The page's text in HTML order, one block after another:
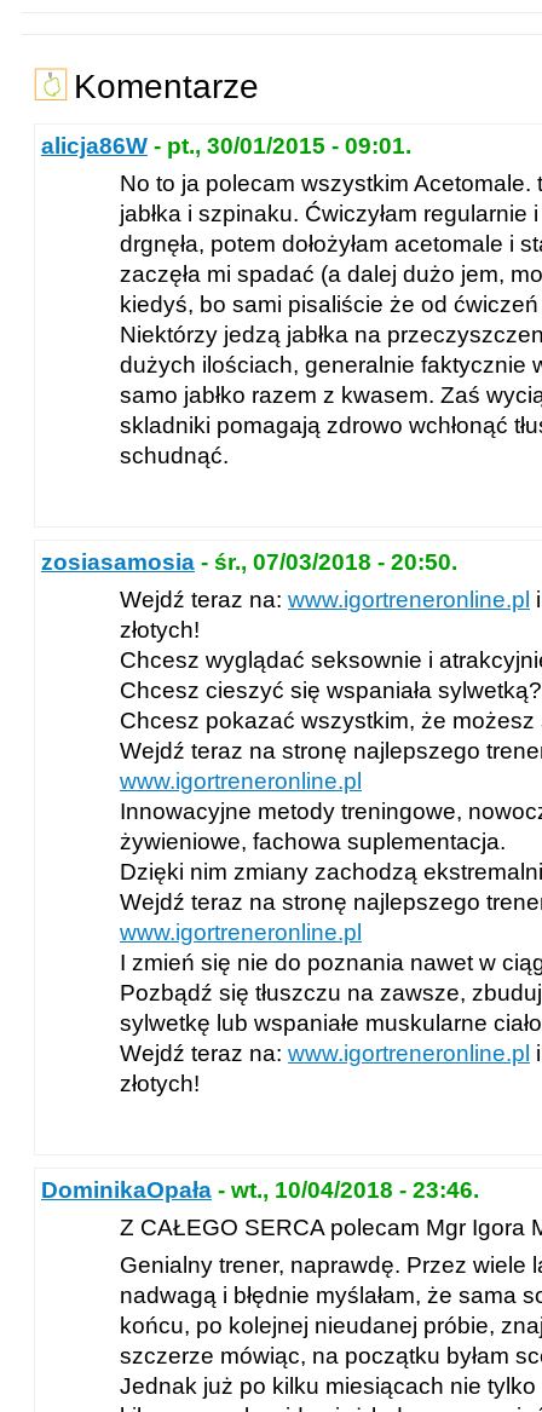
Komentarze
alicja86W - pt., 30/01/2015 - 09:01.
No to ja polecam wszystkim Acetomale.
jabłka i szpinaku. Ćwiczyłam regularnie
drgnęła, potem dołożyłam acetomale i
zaczęła mi spadać (a dalej dużo jem,
kiedyś, bo sami pisaliście że od
Niektórzy jedzą jabłka na
dużych ilościach, generalnie faktycznie
samo jabłko razem z kwasem. Zaś
skladniki pomagają zdrowo wchłonąć
schudnąć.
zosiasamosia - śr., 07/03/2018 - 20:50.
Wejdź teraz na: www.igortreneronline.pl
złotych!
Chcesz wyglądać seksownie i
Chcesz cieszyć się wspaniała sylwetką?
Chcesz pokazać wszystkim, że możesz
Wejdź teraz na stronę najlepszego
www.igortreneronline.pl
Innowacyjne metody treningowe,
żywieniowe, fachowa suplementacja.
Dzięki nim zmiany zachodzą
Wejdź teraz na stronę najlepszego
www.igortreneronline.pl
I zmień się nie do poznania nawet w
Pozbądź się tłuszczu na zawsze,
sylwetkę lub wspaniałe muskularne
Wejdź teraz na: www.igortreneronline.pl
złotych!
DominikaOpała - wt., 10/04/2018 - 23:46.
Z CAŁEGO SERCA polecam Mgr Igora
Genialny trener, naprawdę. Przez wiele
nadwagą i błędnie myślałam, że sama
końcu, po kolejnej nieudanej próbie,
szczerze mówiąc, na początku byłam
Jednak już po kilku miesiącach nie tylko